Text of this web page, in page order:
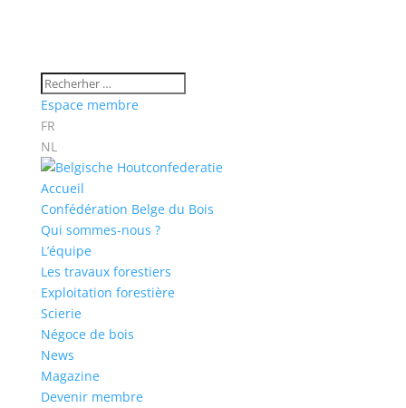
Espace membre
FR
NL
Accueil
Confédération Belge du Bois
Qui sommes-nous ?
L’équipe
Les travaux forestiers
Exploitation forestière
Scierie
Négoce de bois
News
Magazine
Devenir membre